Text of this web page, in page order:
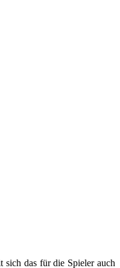
sich das für die Spieler auch